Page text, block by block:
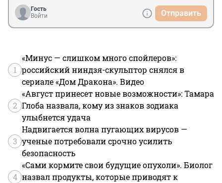
Гость
Войти
Отправить
1
«Минус — слишком много спойлеров»:
российский ниндзя-скульптор снялся в
сериале «Дом Дракона». Видео
2
«Август принесет новые возможности»: Тамара
Глоба назвала, кому из знаков зодиака
улыбнется удача
3
Надвигается волна пугающих вирусов —
ученые потребовали срочно усилить
безопасность
4
«Сами кормите свои будущие опухоли». Биолог
назвал продукты, которые приводят к